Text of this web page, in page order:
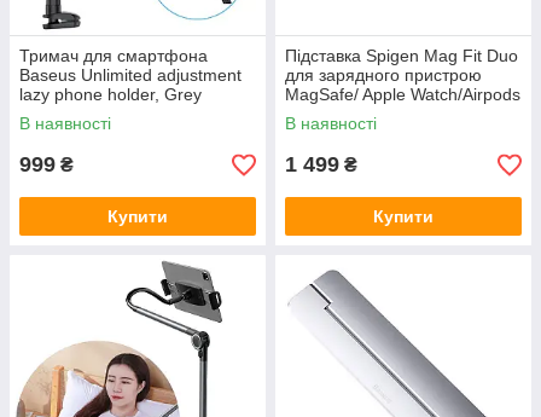
Тримач для смартфона
Baseus Unlimited adjustment
lazy phone holder, Grey
(SULR-0G)
В наявності
999 ₴
Купити
Підставка Spigen Mag Fit Duo
для зарядного пристрою
MagSafe/ Apple Watch/Airpods
(AMP02797)
В наявності
1 499 ₴
Купити